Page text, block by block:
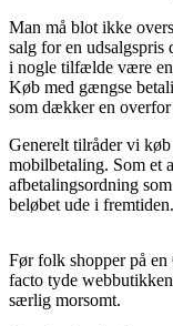
Man må blot ikke
salg for en
i nogle tilfælde være
Køb med gængse
som dækker en
Generelt tilråder vi
mobilbetaling. Som et
afbetalingsordning
beløbet ude i fremtiden.
Før folk shopper på en
facto tyde
særlig morsomt.